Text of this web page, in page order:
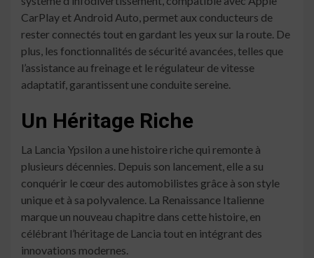
CarPlay et Android Auto, permet aux conducteurs de
rester connectés tout en gardant les yeux sur la route. De
plus, les fonctionnalités de sécurité avancées, telles que
l’assistance au freinage et le régulateur de vitesse
adaptatif, garantissent une conduite sereine.
Un Héritage Riche
La Lancia Ypsilon a une histoire riche qui remonte à
plusieurs décennies. Depuis son lancement, elle a su
conquérir le cœur des automobilistes grâce à son style
unique et à sa polyvalence. La Renaissance Italienne
marque un nouveau chapitre dans cette histoire, en
célébrant l’héritage de Lancia tout en intégrant des
innovations modernes.